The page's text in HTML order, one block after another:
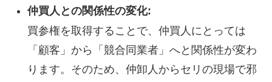
仲買人との関係性の変化:
買参権を取得することで、仲買人にとっては
「顧客」から「競合同業者」へと関係性が変わ
ります。そのため、仲卸人からセリの現場で邪